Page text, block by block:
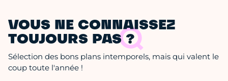
VOUS NE CONNAISSEZ
TOUJOURS PAS ?
Sélection des bons plans intemporels, mais qui valent le
coup toute l'année !